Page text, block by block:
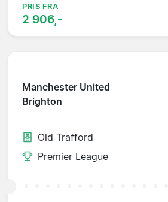
PRIS FRA
2 906,-
Manchester United
Brighton
Old Trafford
Premier League